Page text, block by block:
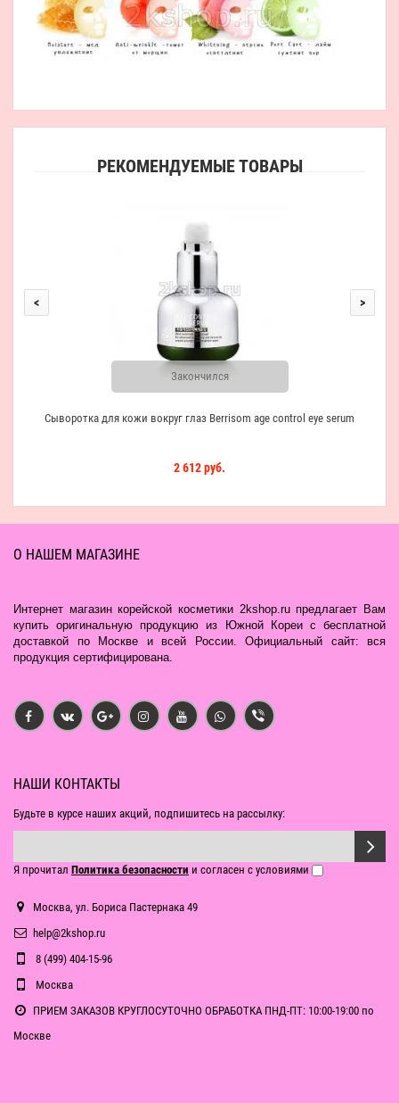
РЕКОМЕНДУЕМЫЕ ТОВАРЫ
Закончился
Сыворотка для кожи вокруг глаз Berrisom age control eye serum
2 612 руб.
< >
О НАШЕМ МАГАЗИНЕ
Интернет магазин корейской косметики 2kshop.ru предлагает Вам
купить оригинальную продукцию из Южной Кореи с бесплатной
доставкой по Москве и всей России. Официальный сайт: вся
продукция сертифицирована.
НАШИ КОНТАКТЫ
Будьте в курсе наших акций, подпишитесь на рассылку:
Я прочитал Политика безопасности и согласен с условиями
Москва, ул. Бориса Пастернака 49
help@2kshop.ru
8 (499) 404-15-96
Москва
ПРИЕМ ЗАКАЗОВ КРУГЛОСУТОЧНО ОБРАБОТКА ПНД-ПТ: 10:00-19:00 по
Москве